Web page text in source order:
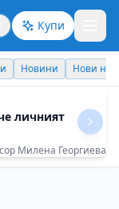
Купи
Днес празнува
като опора,
Никола Цолов